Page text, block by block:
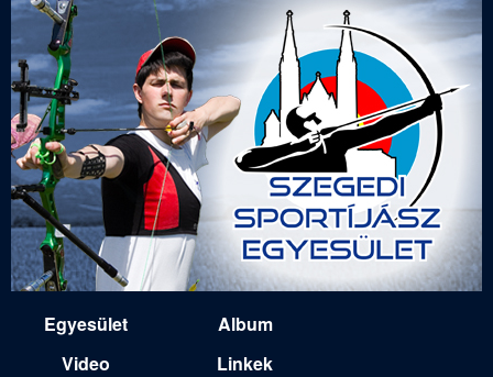
Ugrás
a
tartalomra
Egyesület
Album
Video
Linkek